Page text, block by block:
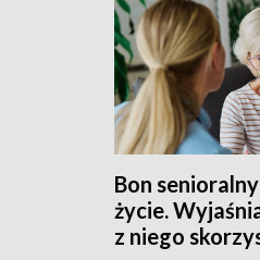
Bon
życie.
z niego